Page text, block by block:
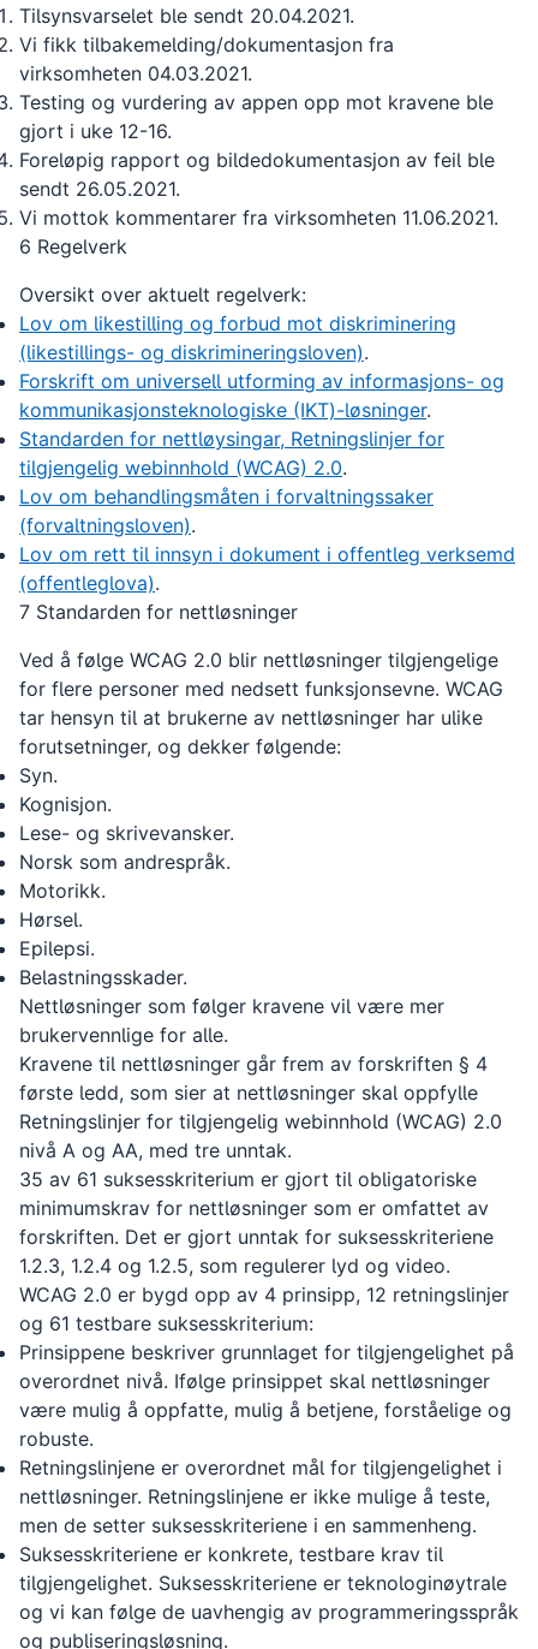
Tilsynsvarselet ble sendt 20.04.2021.
Vi fikk tilbakemelding/dokumentasjon fra
virksomheten 04.03.2021.
Testing og vurdering av appen opp mot kravene ble
gjort i uke 12-16.
Foreløpig rapport og bildedokumentasjon av feil ble
sendt 26.05.2021.
Vi mottok kommentarer fra virksomheten 11.06.2021.
6 Regelverk
Oversikt over aktuelt regelverk:
Lov om likestilling og forbud mot diskriminering
(likestillings- og diskrimineringsloven).
Forskrift om universell utforming av informasjons- og
kommunikasjonsteknologiske (IKT)-løsninger.
Standarden for nettløysingar, Retningslinjer for
tilgjengelig webinnhold (WCAG) 2.0.
Lov om behandlingsmåten i forvaltningssaker
(forvaltningsloven).
Lov om rett til innsyn i dokument i offentleg verksemd
(offentleglova).
7 Standarden for nettløsninger
Ved å følge WCAG 2.0 blir nettløsninger tilgjengelige
for flere personer med nedsett funksjonsevne. WCAG
tar hensyn til at brukerne av nettløsninger har ulike
forutsetninger, og dekker følgende:
Syn.
Kognisjon.
Lese- og skrivevansker.
Norsk som andrespråk.
Motorikk.
Hørsel.
Epilepsi.
Belastningsskader.
Nettløsninger som følger kravene vil være mer
brukervennlige for alle.
Kravene til nettløsninger går frem av forskriften § 4
første ledd, som sier at nettløsninger skal oppfylle
Retningslinjer for tilgjengelig webinnhold (WCAG) 2.0
nivå A og AA, med tre unntak.
35 av 61 suksesskriterium er gjort til obligatoriske
minimumskrav for nettløsninger som er omfattet av
forskriften. Det er gjort unntak for suksesskriteriene
1.2.3, 1.2.4 og 1.2.5, som regulerer lyd og video.
WCAG 2.0 er bygd opp av 4 prinsipp, 12 retningslinjer
og 61 testbare suksesskriterium:
Prinsippene beskriver grunnlaget for tilgjengelighet på
overordnet nivå. Ifølge prinsippet skal nettløsninger
være mulig å oppfatte, mulig å betjene, forståelige og
robuste.
Retningslinjene er overordnet mål for tilgjengelighet i
nettløsninger. Retningslinjene er ikke mulige å teste,
men de setter suksesskriteriene i en sammenheng.
Suksesskriteriene er konkrete, testbare krav til
tilgjengelighet. Suksesskriteriene er teknologinøytrale
og vi kan følge de uavhengig av programmeringsspråk
og publiseringsløsning.